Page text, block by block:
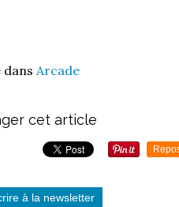
dans Arcade
cet article
à la newsletter